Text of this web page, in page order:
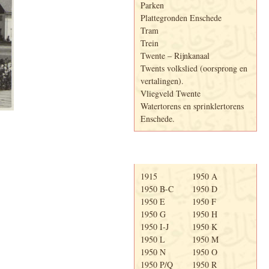
Parken
Plattegronden Enschede
Tram
Trein
Twente – Rijnkanaal
Twents volkslied (oorsprong en
vertalingen).
Vliegveld Twente
Watertorens en sprinklertorens
Enschede.
1915
1950 A
1950 B-C
1950 D
1950 E
1950 F
1950 G
1950 H
1950 I-J
1950 K
1950 L
1950 M
1950 N
1950 O
1950 P/Q
1950 R